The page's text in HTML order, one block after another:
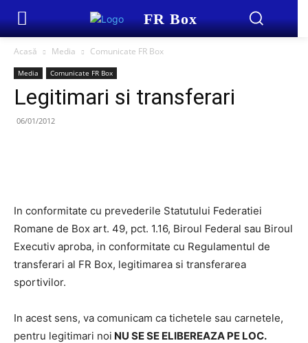
FR Box
Acasă Media Comunicate FR Box
Media Comunicate FR Box
Legitimari si transferari
06/01/2012
In conformitate cu prevederile Statutului Federatiei
Romane de Box art. 49, pct. 1.16, Biroul Federal sau Biroul
Executiv aproba, in conformitate cu Regulamentul de
transferari al FR Box, legitimarea si transferarea
sportivilor.
In acest sens, va comunicam ca tichetele sau carnetele,
pentru legitimari noi NU SE SE ELIBEREAZA PE LOC.